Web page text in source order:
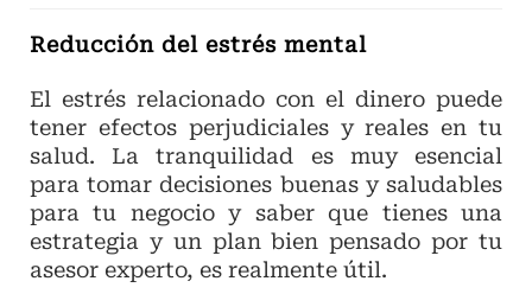
Reducción del estrés mental
El estrés relacionado con el dinero puede
tener efectos perjudiciales y reales en tu
salud. La tranquilidad es muy esencial
para tomar decisiones buenas y saludables
para tu negocio y saber que tienes una
estrategia y un plan bien pensado por tu
asesor experto, es realmente útil.